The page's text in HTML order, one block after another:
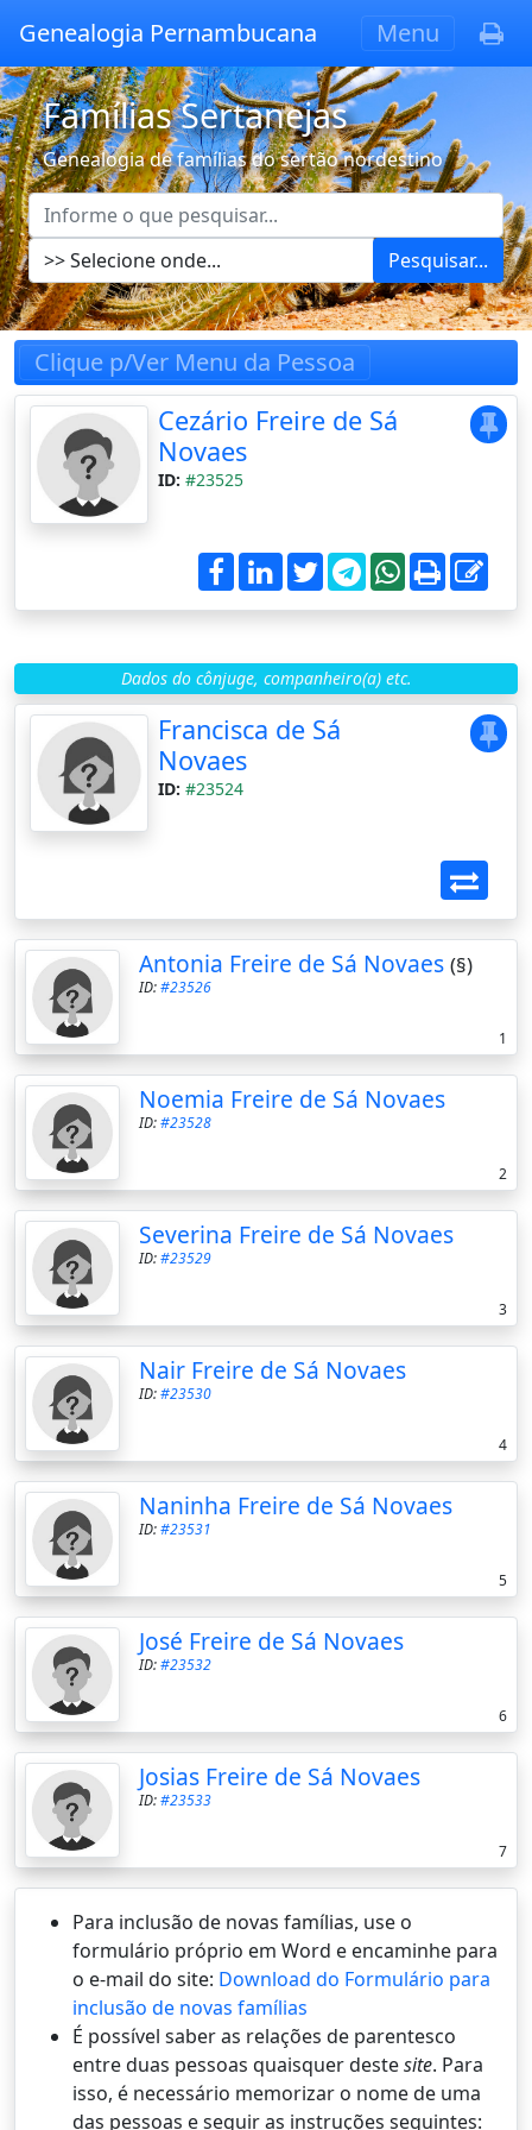
Genealogia Pernambucana Menu
Famílias Sertanejas
Genealogia de famílias do sertão nordestino
Pesquisar...
Clique p/Ver Menu da Pessoa
Cezário Freire de Sá
Novaes
ID: #23525
Dados do cônjuge, companheiro(a) etc.
Francisca de Sá
Novaes
ID: #23524
Antonia Freire de Sá Novaes (§)
ID:#23526
1
Noemia Freire de Sá Novaes
ID:#23528
2
Severina Freire de Sá Novaes
ID:#23529
3
Nair Freire de Sá Novaes
ID:#23530
4
Naninha Freire de Sá Novaes
ID:#23531
5
José Freire de Sá Novaes
ID:#23532
6
Josias Freire de Sá Novaes
ID:#23533
7
Para inclusão de novas famílias, use o
formulário próprio em Word e encaminhe para
o e-mail do site: Download do Formulário para
inclusão de novas famílias
É possí­vel saber as relações de parentesco
entre duas pessoas quaisquer destesite. Para
isso, é necessário memorizar o nome de uma
das pessoas e seguir as instruções seguintes: